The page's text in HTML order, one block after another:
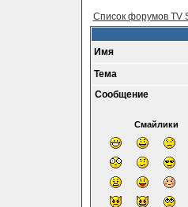
Список форумов TV
Имя
Тема
Сообщение
Смайлики